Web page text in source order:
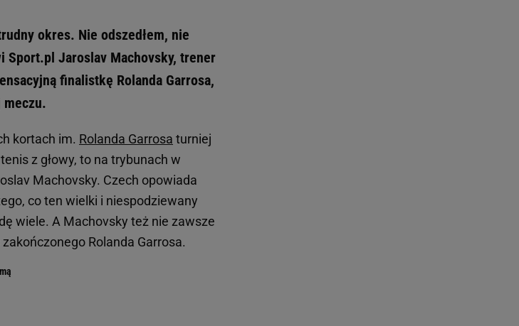
okres. Nie odszedłem, nie
Sport.pl Jaroslav Machovsky, trener
finalistkę Rolanda Garrosa,
meczu.
kortach im. Rolanda Garrosa turniej
z głowy, to na trybunach w
Machovsky. Czech opowiada
co ten wielki i niespodziewany
wiele. A Machovsky też nie zawsze
Rolanda Garrosa.